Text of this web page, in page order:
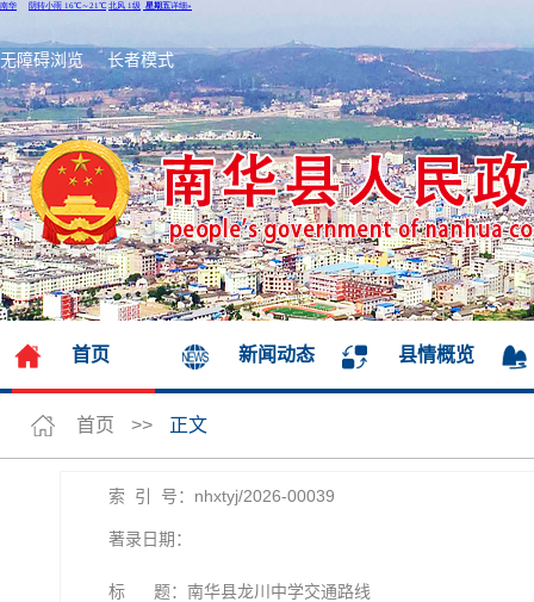
无障碍浏览 长者模式
首页 新闻动态 县情概览
首页 >> 正文
索 引 号：nhxtyj/2026-00039
著录日期：
标 题：南华县龙川中学交通路线